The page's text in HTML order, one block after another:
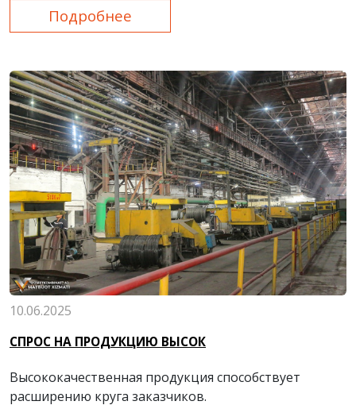
Подробнее
10.06.2025
СПРОС НА ПРОДУКЦИЮ ВЫСОК
Высококачественная продукция способствует
расширению круга заказчиков.